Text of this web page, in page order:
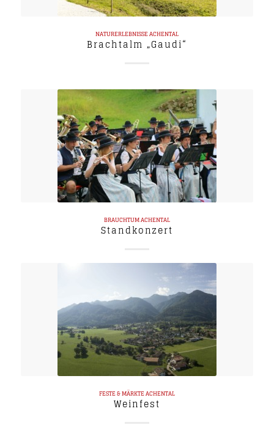
NATURERLEBNISSEACHENTAL
Brachtalm „Gaudi“
BRAUCHTUMACHENTAL
Standkonzert
FESTE & MÄRKTEACHENTAL
Weinfest